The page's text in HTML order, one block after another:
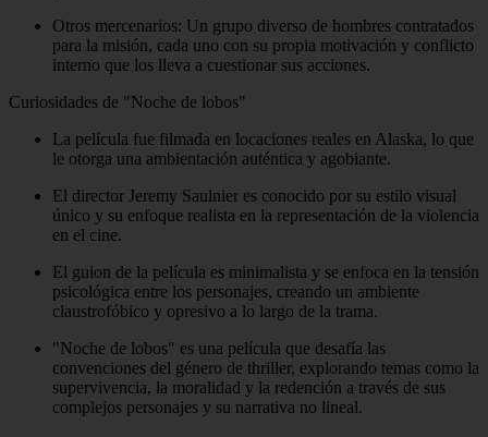
Otros mercenarios: Un grupo diverso de hombres contratados
para la misión, cada uno con su propia motivación y conflicto
interno que los lleva a cuestionar sus acciones.
Curiosidades de "Noche de lobos"
La película fue filmada en locaciones reales en Alaska, lo que
le otorga una ambientación auténtica y agobiante.
El director Jeremy Saulnier es conocido por su estilo visual
único y su enfoque realista en la representación de la violencia
en el cine.
El guion de la película es minimalista y se enfoca en la tensión
psicológica entre los personajes, creando un ambiente
claustrofóbico y opresivo a lo largo de la trama.
"Noche de lobos" es una película que desafía las
convenciones del género de thriller, explorando temas como la
supervivencia, la moralidad y la redención a través de sus
complejos personajes y su narrativa no lineal.